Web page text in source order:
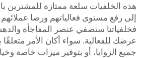
هذه الخلفيات سلعة ممتازة للمشترين
إلى رفع مستوى فعالياتهم ورضا عملائهم
فخلفياتنا ستضفي عنصر المفاجأة
عرضك للفعالية. سواء أكان الأمر متعلقًا
جميع الزوايا، أو بتوفير ميزات خاصة